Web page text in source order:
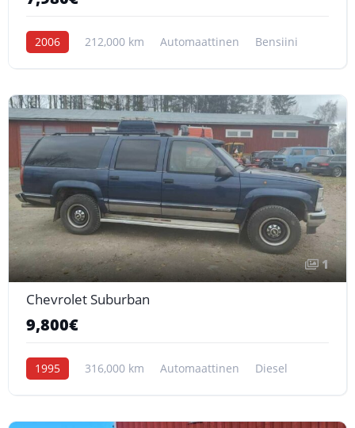
2006 212,000 km Automaattinen Bensiini
1
Chevrolet Suburban
9,800€
1995 316,000 km Automaattinen Diesel